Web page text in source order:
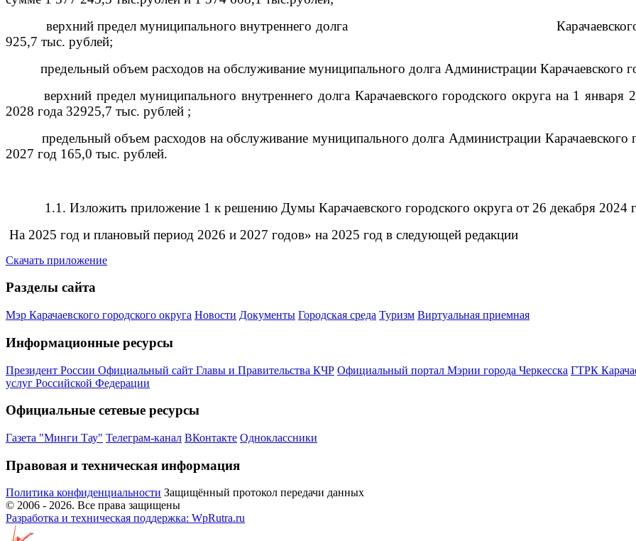
верхний предел муниципального внутреннего долга
925,7 тыс. рублей;
предельный объем расходов на обслуживание муниципального долга Администрации Карачаевского
верхний предел муниципального внутреннего долга Карачаевского городского округа на 1
2028 года 32925,7 тыс. рублей ;
предельный объем расходов на обслуживание муниципального долга Администрации Карачаевского
2027 год 165,0 тыс. рублей.
1.1. Изложить приложение 1 к решению Думы Карачаевского городского округа от 26 декабря 2024
На 2025 год и плановый период 2026 и 2027 годов» на 2025 год в следующей редакции
Скачать приложение
Разделы сайта
Мэр Карачаевского городского округа Новости Документы Городская среда Туризм Виртуальная приемная
Информационные ресурсы
Президент России Официальный сайт Главы и Правительства КЧР Официальный портал Мэрии города Черкесска ГТРК
услуг Российской Федерации
Официальные сетевые ресурсы
Газета "Минги Тау" Телеграм-канал ВКонтакте Одноклассники
Правовая и техническая информация
Политика конфиденциальности Защищённый протокол передачи данных
© 2006 - 2026. Все права защищены
Разработка и техническая поддержка: WpRutra.ru